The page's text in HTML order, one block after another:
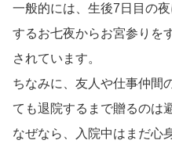
一般的には、生後7日目の
するお七夜からお宮参りを
されています。
ちなみに、友人や仕事仲間
ても退院するまで贈るのは
なぜなら、入院中はまだ心